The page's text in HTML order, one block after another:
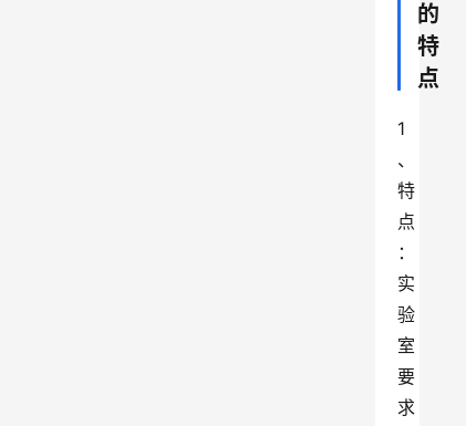
的
特
点
1
、
特
点
：
实
验
室
要
求